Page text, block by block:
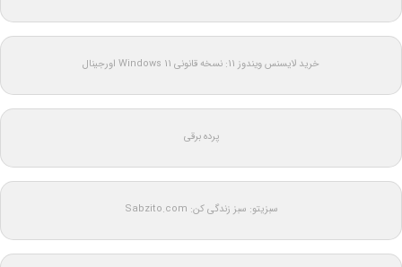
خرید لایسنس ویندوز 11: نسخه قانونی Windows 11 اورجینال
پرده برقی
سبزیتو: سبز زندگی کن: Sabzito.com